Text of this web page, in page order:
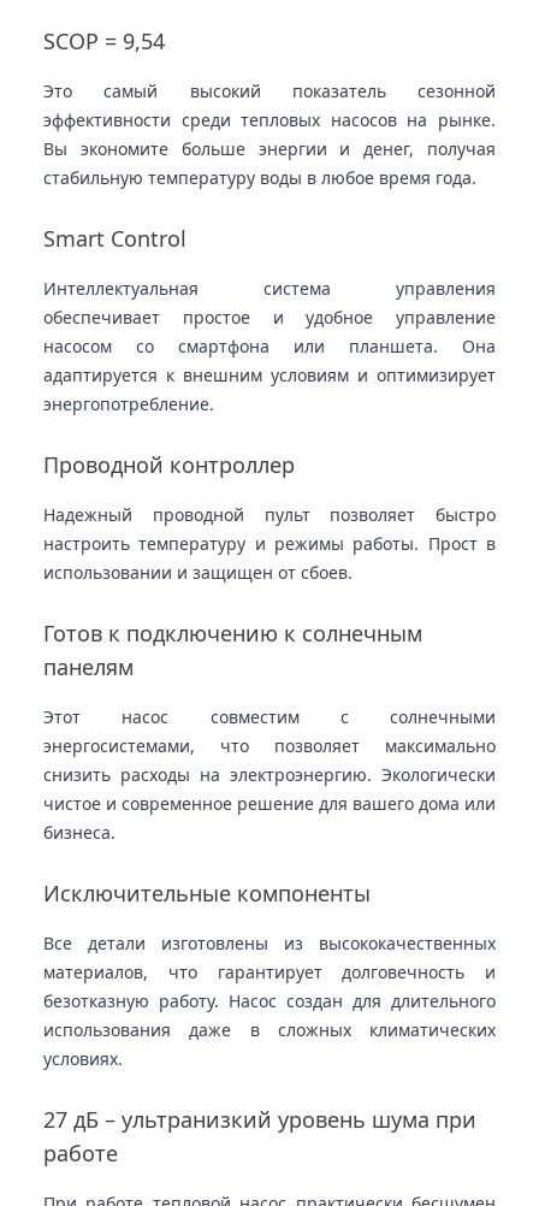
SCOP = 9,54
Это самый высокий показатель сезонной
эффективности среди тепловых насосов на рынке.
Вы экономите больше энергии и денег, получая
стабильную температуру воды в любое время года.
Smart Control
Интеллектуальная система управления
обеспечивает простое и удобное управление
насосом со смартфона или планшета. Она
адаптируется к внешним условиям и оптимизирует
энергопотребление.
Проводной контроллер
Надежный проводной пульт позволяет быстро
настроить температуру и режимы работы. Прост в
использовании и защищен от сбоев.
Готов к подключению к солнечным
панелям
Этот насос совместим с солнечными
энергосистемами, что позволяет максимально
снизить расходы на электроэнергию. Экологически
чистое и современное решение для вашего дома или
бизнеса.
Исключительные компоненты
Все детали изготовлены из высококачественных
материалов, что гарантирует долговечность и
безотказную работу. Насос создан для длительного
использования даже в сложных климатических
условиях.
27 дБ – ультранизкий уровень шума при
работе